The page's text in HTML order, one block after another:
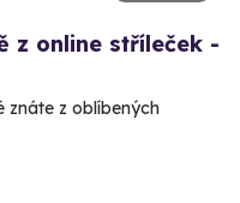
z online stříleček -
znáte z oblíbených